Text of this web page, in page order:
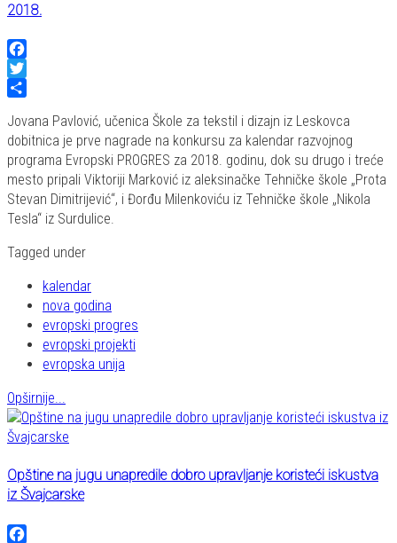
2018.
Facebook
Twitter
Jovana Pavlović, učenica Škole za tekstil i dizajn iz Leskovca
dobitnica je prve nagrade na konkursu za kalendar razvojnog
programa Evropski PROGRES za 2018. godinu, dok su drugo i treće
mesto pripali Viktoriji Marković iz aleksinačke Tehničke škole „Prota
Stevan Dimitrijević“, i Đorđu Milenkoviću iz Tehničke škole „Nikola
Tesla“ iz Surdulice.
Tagged under
kalendar
nova godina
evropski progres
evropski projekti
evropska unija
Opširnije...
Opštine na jugu unapredile dobro upravljanje koristeći iskustva
iz Švajcarske